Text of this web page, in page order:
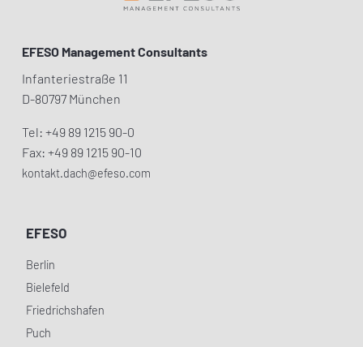
EFESO Management Consultants
Infanteriestraße 11
D-80797 München
Tel: +49 89 1215 90-0
Fax: +49 89 1215 90-10
kontakt.dach@efeso.com
EFESO
Berlin
Bielefeld
Friedrichshafen
Puch